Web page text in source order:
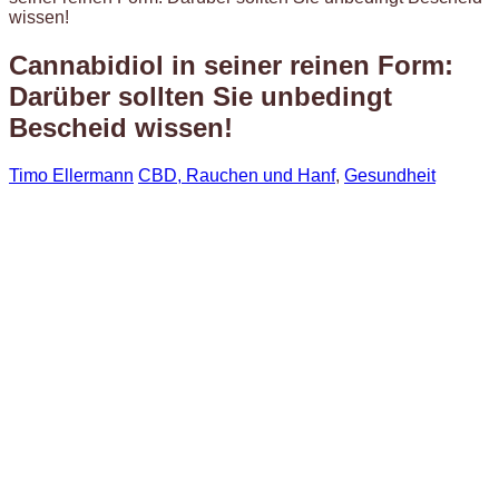
wissen!
Cannabidiol in seiner reinen Form:
Darüber sollten Sie unbedingt
Bescheid wissen!
Timo Ellermann CBD, Rauchen und Hanf, Gesundheit